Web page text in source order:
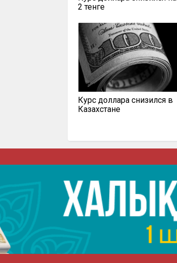
2 тенге
Курс доллара снизился в
Казахстане